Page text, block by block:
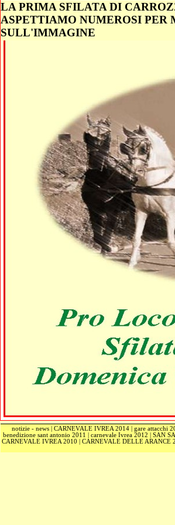
LA PRIMA SFILATA DI
ASPETTIAMO NUMEROSI
SULL'IMMAGINE
notizie - news CARNEVALE IVREA 2014
gare attacchi
benedizione sant antonio 2011
carnevale Ivrea 2012
SAN
CARNEVALE IVREA 2010
CARNEVALE DELLE ARANCE